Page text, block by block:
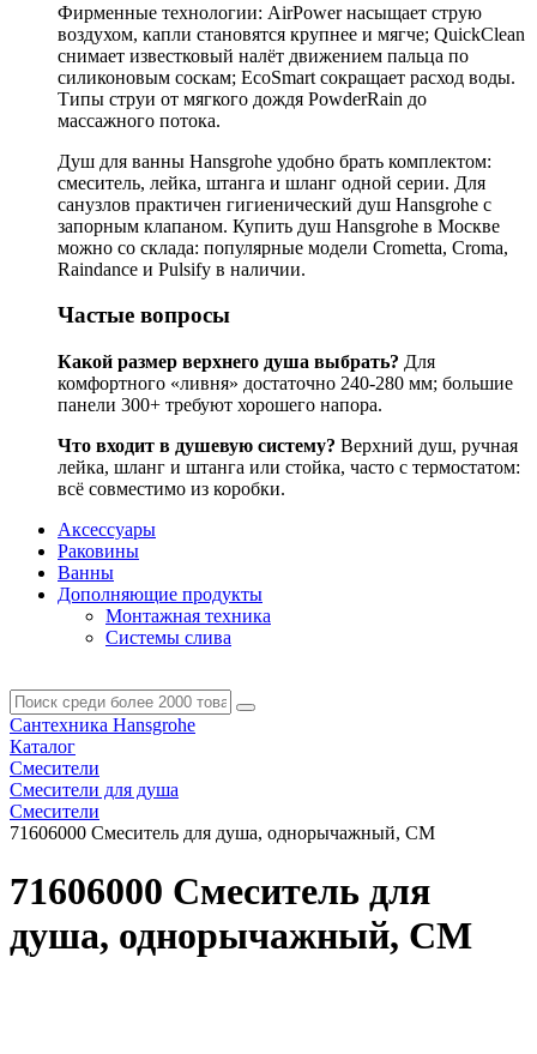
Фирменные технологии: AirPower насыщает струю
воздухом, капли становятся крупнее и мягче; QuickClean
снимает известковый налёт движением пальца по
силиконовым соскам; EcoSmart сокращает расход воды.
Типы струи от мягкого дождя PowderRain до
массажного потока.
Душ для ванны Hansgrohe удобно брать комплектом:
смеситель, лейка, штанга и шланг одной серии. Для
санузлов практичен гигиенический душ Hansgrohe с
запорным клапаном. Купить душ Hansgrohe в Москве
можно со склада: популярные модели Crometta, Croma,
Raindance и Pulsify в наличии.
Частые вопросы
Какой размер верхнего душа выбрать? Для
комфортного «ливня» достаточно 240-280 мм; большие
панели 300+ требуют хорошего напора.
Что входит в душевую систему? Верхний душ, ручная
лейка, шланг и штанга или стойка, часто с термостатом:
всё совместимо из коробки.
Аксессуары
Раковины
Ванны
Дополняющие продукты
Монтажная техника
Системы слива
Сантехника Hansgrohe
Каталог
Смесители
Смесители для душа
Смесители
71606000 Смеситель для душа, однорычажный, СМ
71606000 Смеситель для
душа, однорычажный, СМ